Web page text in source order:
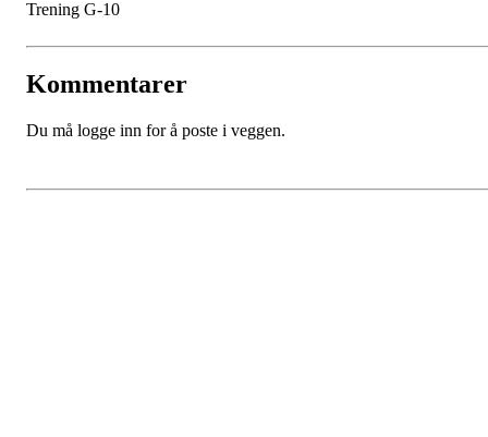
Trening G-10
Kommentarer
Du må logge inn for å poste i veggen.